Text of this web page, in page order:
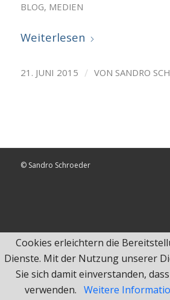
BLOG, MEDIEN
Weiterlesen
21. JUNI 2015 / VON SANDRO
© Sandro Schroeder
Cookies erleichtern die
Dienste. Mit der Nutzung unserer
Sie sich damit einverstanden,
verwenden. Weitere